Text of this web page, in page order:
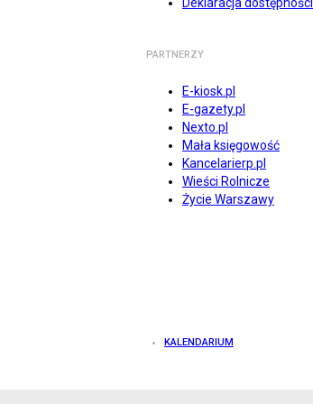
PARTNERZY
E-kiosk.pl
E-gazety.pl
Nexto.pl
Mała księgowość
Kancelarierp.pl
Wieści Rolnicze
Życie Warszawy
KALENDARIUM